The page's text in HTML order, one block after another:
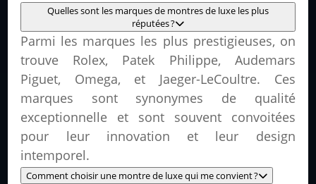
Quelles sont les marques de montres de luxe les plus
réputées ?
Parmi les marques les plus prestigieuses, on
trouve Rolex, Patek Philippe, Audemars
Piguet, Omega, et Jaeger-LeCoultre. Ces
marques sont synonymes de qualité
exceptionnelle et sont souvent convoitées
pour leur innovation et leur design
intemporel.
Comment choisir une montre de luxe qui me convient ?